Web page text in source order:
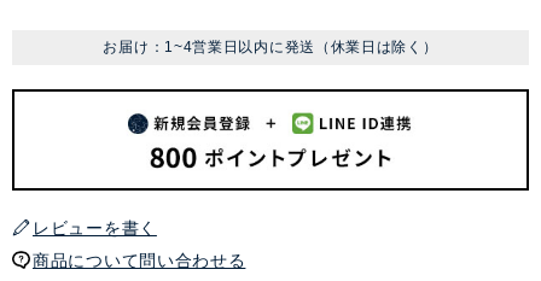
お届け：1~4営業日以内に発送（休業日は除く）
レビューを書く
商品について問い合わせる